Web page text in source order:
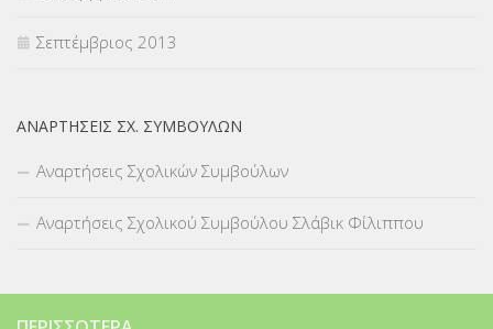
Σεπτέμβριος 2013
ΑΝΑΡΤΉΣΕΙΣ ΣΧ. ΣΥΜΒΟΎΛΩΝ
Αναρτήσεις Σχολικών Συμβούλων
Αναρτήσεις Σχολικού Συμβούλου Σλάβικ Φίλιππου